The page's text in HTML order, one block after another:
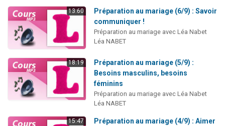
13:60
Préparation au mariage (6/9) : Savoir
communiquer !
Préparation au mariage avec Léa Nabet
Léa NABET
18:19
Préparation au mariage (5/9) :
Besoins masculins, besoins
féminins
Préparation au mariage avec Léa Nabet
Léa NABET
15:47
Préparation au mariage (4/9) : Aimer